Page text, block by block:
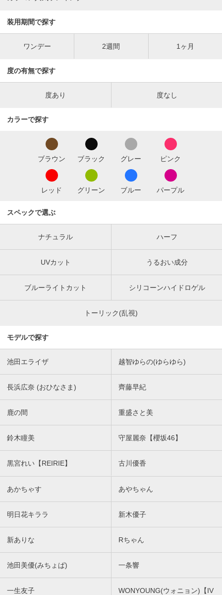
装用期間で探す
ワンデー 2週間 1ヶ月
度の有無で探す
度あり 度なし
カラーで探す
ブラウン ブラック グレー ピンク
レッド グリーン ブルー パープル
スペックで選ぶ
ナチュラル ハーフ
UVカット うるおい成分
ブルーライトカット シリコーンハイドロゲル
トーリック(乱視)
モデルで探す
池田エライザ 越智ゆらの(ゆらゆら)
長浜広奈 (おひなさま) 齊藤早紀
鹿の間 重盛さと美
鈴木瞳美 守屋麗奈【櫻坂46】
黒宮れい【REIRIE】 古川優香
あかちゃす あやちゃん
明日花キララ 新木優子
新ありな Rちゃん
池田美優(みちょぱ) 一条響
一生友子
WONYOUNG(ウォニョン)【IV